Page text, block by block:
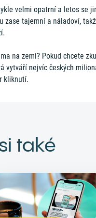
velmi opatrní a letos se
zase tajemní a náladoví,
na zemi? Pokud chcete
vytváří nejvíc českých
kliknutí.
také